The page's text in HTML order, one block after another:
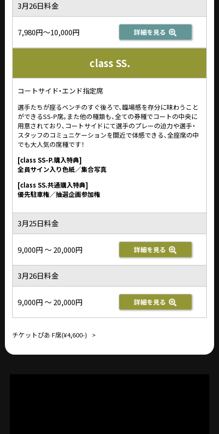
3月26日料金
7,980円～10,000円 詳細を見る
class SS.
コートサイド・エンド指定席
選手たちが座るベンチのすぐ後ろで、臨場感を存分に味わうこと
ができるSS-P席。また他の種類も、全ての券種でコートの中央に
用意されており、コートサイドにて選手のプレーの迫力や選手・
スタッフのコミュニケーションを間近で体感できる、全座席の中
でも大人気の席種です！
[class SS-P.購入特典]
全員サイン入り色紙／集合写真
[class SS.共通購入特典]
優先駐車権／抽選企画参加権
3月25日料金
9,000円 ～ 20,000円 詳細を見る
3月26日料金
9,000円 ～ 20,000円 詳細を見る
チケットぴあ F席(¥4,600-) >